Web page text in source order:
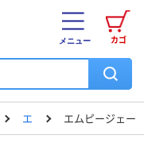
カゴ
メニュー
エ エムピージェー